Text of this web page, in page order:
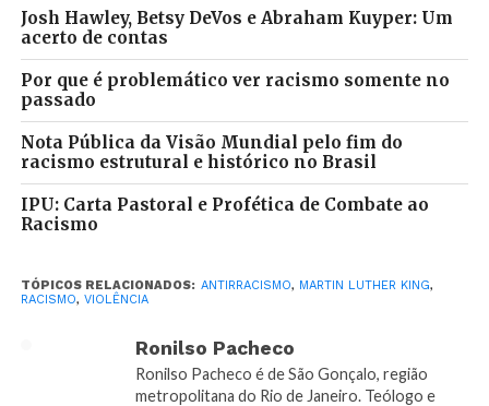
controle social seguem se misturando (e mantendo
ao mesmo tempo cada um o seu lugar) ontem e hoje.
Por décadas, essa realidade segue inalterada.
A história damorte de Trayvon Martin,de 17 anos,
em 2012 na Flórida, assassinado por um vigilante
comunitário por achar que o adolescente era um
suspeito que estava rondando a comunidade para
em 2013, em São Paulo, por um policial militar que
coisa que Douglas conseguiu dizer foi a
“Por que o senhor atirou em mim?”.
Josh Hawley, Betsy DeVos e Abraham Kuyper: Um
acerto de contas
Por que é problemático ver racismo somente no
passado
Nota Pública da Visão Mundial pelo fim do
racismo estrutural e histórico no Brasil
IPU: Carta Pastoral e Profética de Combate ao
Racismo
TÓPICOS RELACIONADOS: ANTIRRACISMO, MARTIN LUTHER KING,
RACISMO, VIOLÊNCIA
Ronilso Pacheco
Ronilso Pacheco é de São Gonçalo, região
metropolitana do Rio de Janeiro. Teólogo e